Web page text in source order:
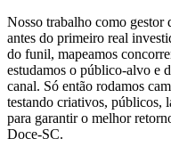
Nosso trabalho como gestor
antes do primeiro real
do funil, mapeamos
estudamos o público-alvo e
canal. Só então rodamos
testando criativos, públicos,
para garantir o melhor
Doce-SC.